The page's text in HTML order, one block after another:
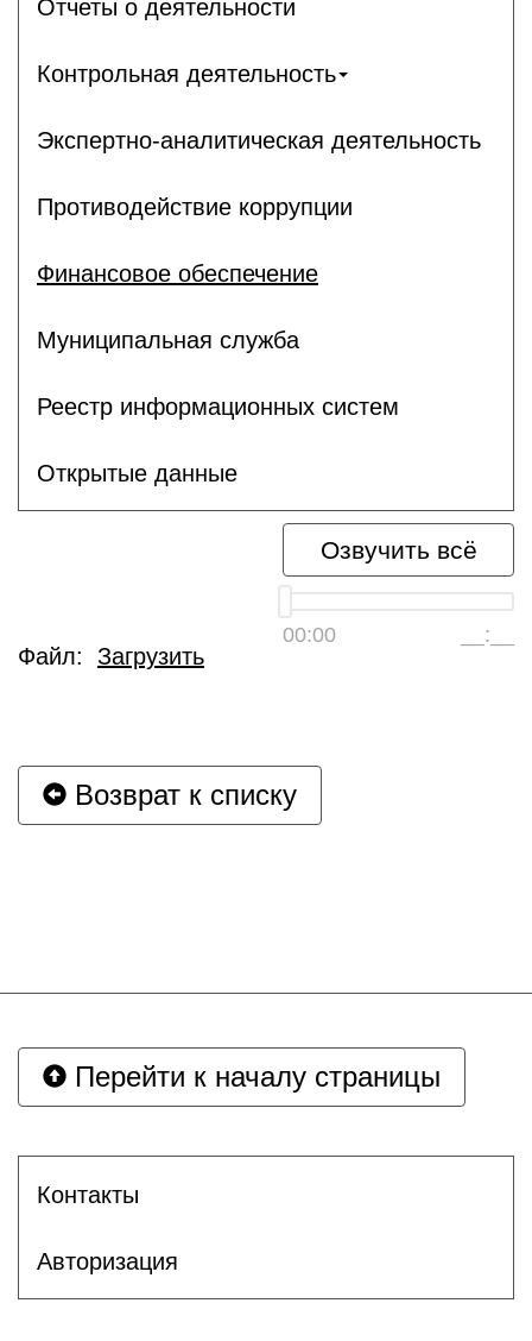
Отчеты о деятельности
Контрольная деятельность
Экспертно-аналитическая деятельность
Противодействие коррупции
Финансовое обеспечение
Муниципальная служба
Реестр информационных систем
Открытые данные
Озвучить всё
00:00 __:__
Файл: Загрузить
Возврат к списку
Перейти к началу страницы
Контакты
Авторизация